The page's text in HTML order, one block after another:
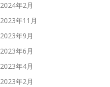
2024年2月
2023年11月
2023年9月
2023年6月
2023年4月
2023年2月